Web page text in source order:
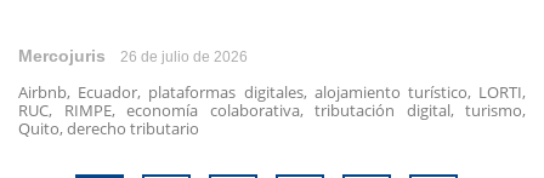
Mercojuris 26 de julio de 2026
Airbnb, Ecuador, plataformas digitales, alojamiento turístico, LORTI,
RUC, RIMPE, economía colaborativa, tributación digital, turismo,
Quito, derecho tributario